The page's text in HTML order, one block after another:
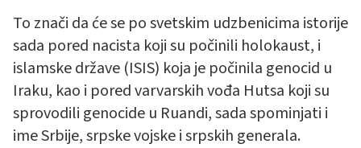
To znači da će se po svetskim udzbenicima istorije
sada pored nacista koji su počinili holokaust, i
islamske države (ISIS) koja je počinila genocid u
Iraku, kao i pored varvarskih vođa Hutsa koji su
sprovodili genocide u Ruandi, sada spominjati i
ime Srbije, srpske vojske i srpskih generala.